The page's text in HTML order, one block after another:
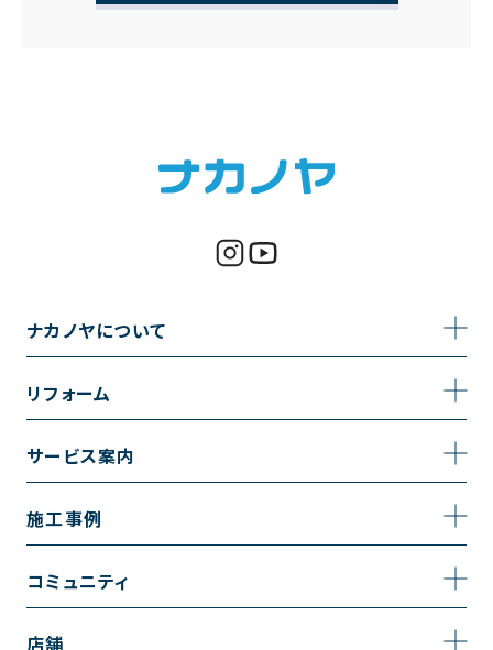
ナカノヤについて
採用情報
リフォーム
トイレのリフォーム
キッチンのリフォーム
サービス案内
サービスの流れ
施工事例
施工事例一覧
コミュニティ
コミュニティ
店舗